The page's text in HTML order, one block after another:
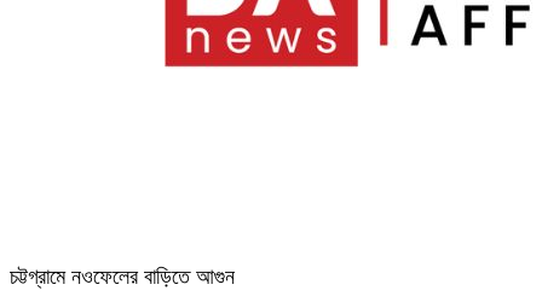
চট্টগ্রামে নওফেলের বাড়িতে আগুন